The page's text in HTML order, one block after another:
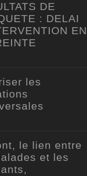
DE
: DELAI
EN
les
le lien entre
et les